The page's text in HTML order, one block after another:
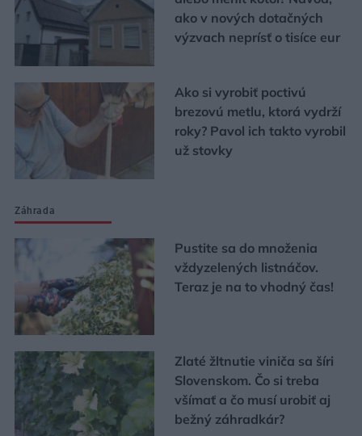
ako v nových dotačných
výzvach neprísť o tisíce eur
Ako si vyrobiť poctivú
brezovú metlu, ktorá vydrží
roky? Pavol ich takto vyrobil
už stovky
Záhrada
Pustite sa do množenia
vždyzelených listnáčov.
Teraz je na to vhodný čas!
Zlaté žltnutie viniča sa šíri
Slovenskom. Čo si treba
všímať a čo musí urobiť aj
bežný záhradkár?